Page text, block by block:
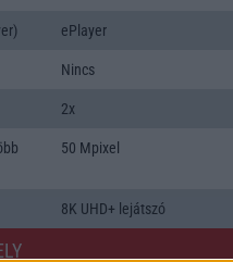
ePlayer
Nincs
2x
50 Mpixel
8K UHD+ lejátszó